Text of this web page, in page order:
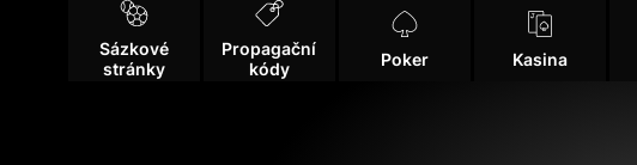
Sázkové
stránky
Propagační
kódy
Poker Kasina